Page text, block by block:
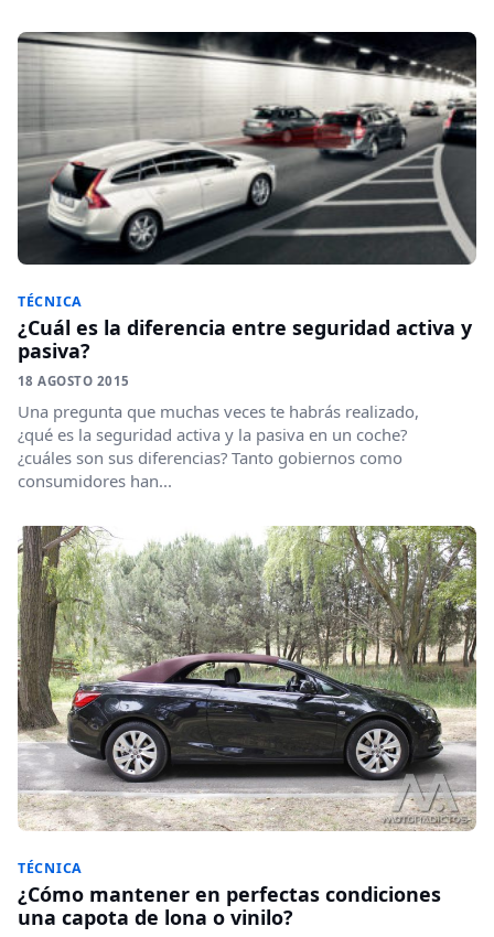
TÉCNICA
¿Cuál es la diferencia entre seguridad activa y
pasiva?
18 AGOSTO 2015
Una pregunta que muchas veces te habrás realizado,
¿qué es la seguridad activa y la pasiva en un coche?
¿cuáles son sus diferencias? Tanto gobiernos como
consumidores han...
TÉCNICA
¿Cómo mantener en perfectas condiciones
una capota de lona o vinilo?